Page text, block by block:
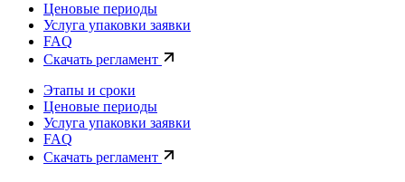
Ценовые периоды
Услуга упаковки заявки
FAQ
Скачать регламент
Этапы и сроки
Ценовые периоды
Услуга упаковки заявки
FAQ
Скачать регламент